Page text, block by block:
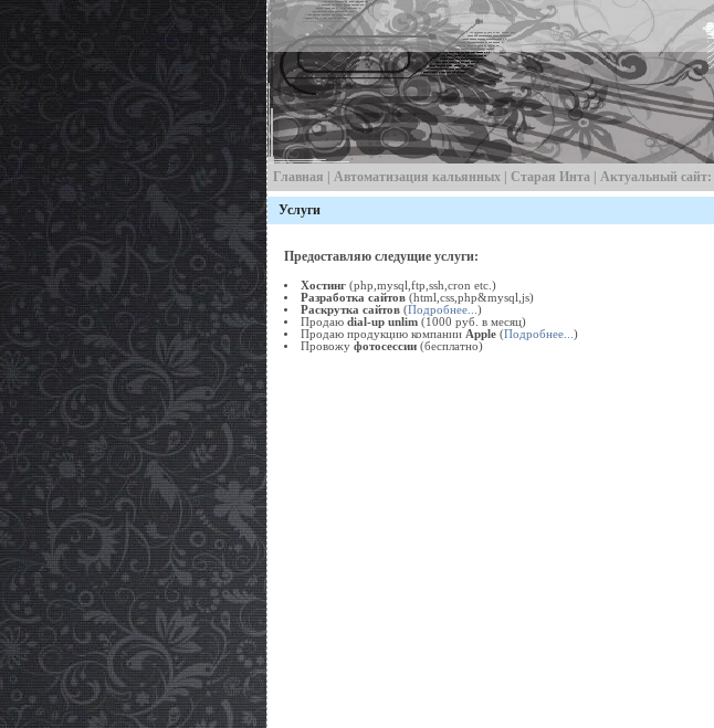
Главная Автоматизация кальянных Старая Инта | Актуальный сайт:
Услуги
Предоставляю следущие услуги:
Хостинг(php,mysql,ftp,ssh,cron etc.)
Разработка сайтов(html,css,php&mysql,js)
Раскрутка сайтов(Подробнее... )
Продаю dial-up unlim(1000 руб. в месяц)
Продаю продукцию компании Apple(Подробнее... )
Провожу фотосессии(бесплатно)